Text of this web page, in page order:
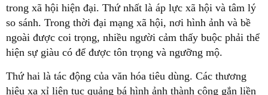
trong xã hội hiện đại. Thứ nhất là áp lực xã hội và tâm lý
so sánh. Trong thời đại mạng xã hội, nơi hình ảnh và bề
ngoài được coi trọng, nhiều người cảm thấy buộc phải thể
hiện sự giàu có để được tôn trọng và ngưỡng mộ.
Thứ hai là tác động của văn hóa tiêu dùng. Các thương
hiệu xa xỉ liên tục quảng bá hình ảnh thành công gắn liền